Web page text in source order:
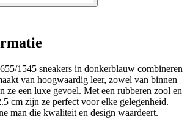
1545 sneakers in donkerblauw combineren
van hoogwaardig leer, zowel van binnen
ze een luxe gevoel. Met een rubberen zool en
cm zijn ze perfect voor elke gelegenheid.
man die kwaliteit en design waardeert.